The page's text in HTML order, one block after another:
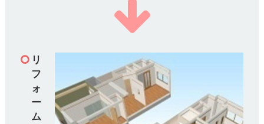
リ
フ
ォ
ー
ム